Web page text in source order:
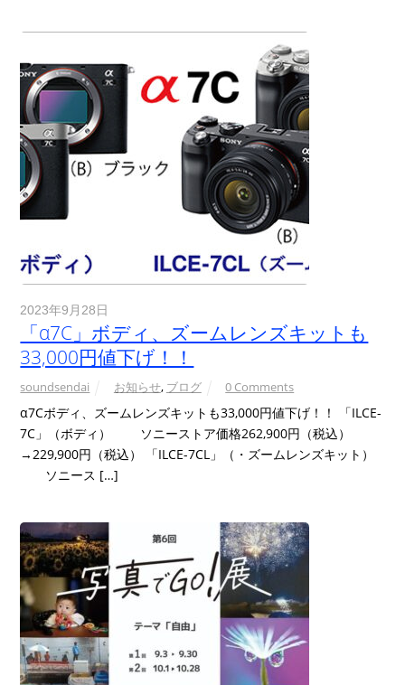
2023年9月28日
「α7C」ボディ、ズームレンズキットも
33,000円値下げ！！
soundsendai お知らせ, ブログ 0 Comments
α7Cボディ、ズームレンズキットも33,000円値下げ！！ 「ILCE-
7C」（ボディ） ソニーストア価格262,900円（税込）
→229,900円（税込） 「ILCE-7CL」（・ズームレンズキット）
ソニース […]